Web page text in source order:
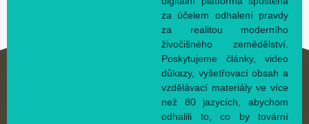
za účelem odhalení pravdy
za realitou moderního
živočišného zemědělství.
Poskytujeme články, video
důkazy, vyšetřovací obsah a
vzdělávací materiály ve více
než 80 jazycích, abychom
odhalili to, co by tovární